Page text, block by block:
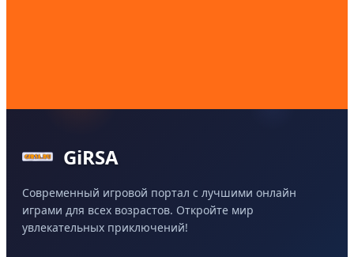
GiRSA
Современный игровой портал с лучшими онлайн
играми для всех возрастов. Откройте мир
увлекательных приключений!